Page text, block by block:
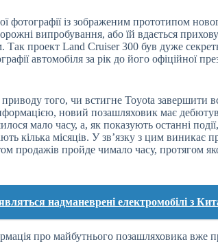
фотографії із зображеним прототипом
випробування, або їй вдається
Так проект Land Cruiser 300 був дуже
автомобіля за рік до його офіційної
того, чи встигне Toyota завершити
новий позашляховик має
мало часу, а, як показують останні
кілька місяців. У зв’язку з цим
продажів пройде чимало часу, протягом
надманеврені електромобілі з
про майбутнього позашляховика вже